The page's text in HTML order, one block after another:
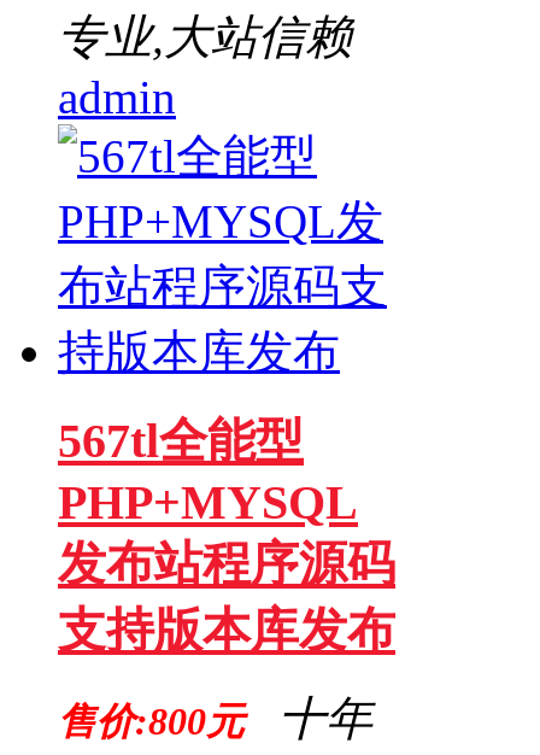
专业,大站信赖
admin
567tl全能型
PHP+MYSQL
发布站程序源码
支持版本库发布
售价:800元
十年